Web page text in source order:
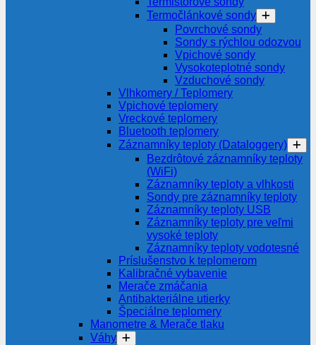
Termočlánkové sondy
Povrchové sondy
Sondy s rýchlou odozvou
Vpichové sondy
Vysokoteplotné sondy
Vzduchové sondy
Vlhkomery / Teplomery
Vpichové teplomery
Vreckové teplomery
Bluetooth teplomery
Záznamníky teploty (Dataloggery)
Bezdrôtové záznamníky teploty
(WiFi)
Záznamníky teploty a vlhkosti
Sondy pre záznamníky teploty
Záznamníky teploty USB
Záznamníky teploty pre veľmi
vysoké teploty
Záznamníky teploty vodotesné
Príslušenstvo k teplomerom
Kalibračné vybavenie
Merače zmáčania
Antibakteriálne utierky
Špeciálne teplomery
Manometre & Merače tlaku
Váhy